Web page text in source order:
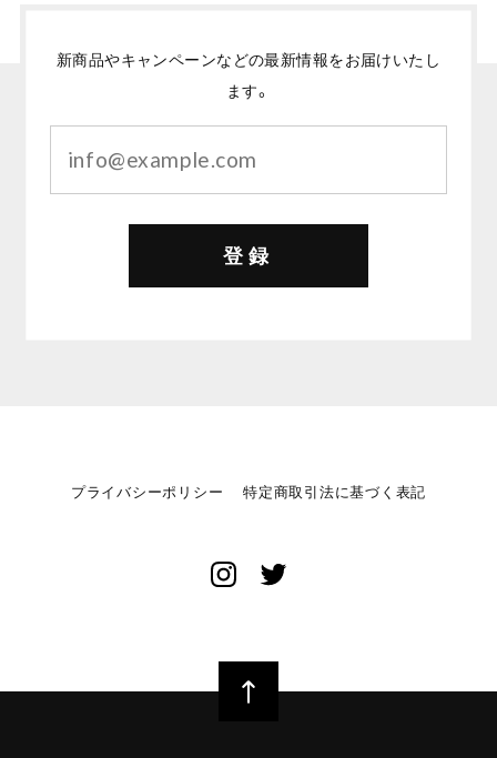
新商品やキャンペーンなどの最新情報をお届けいたし
ます。
登録
プライバシーポリシー 特定商取引法に基づく表記